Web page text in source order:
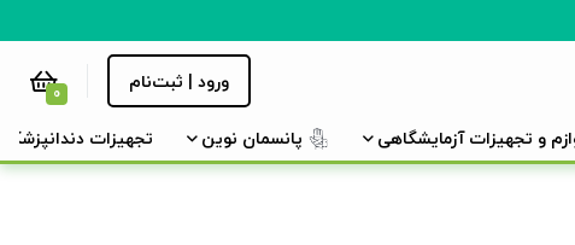
ورود | ثبت‌نام 0
و تجهیزات آزمایشگاهی پانسمان نوین تجهیزات دندانپزشکی